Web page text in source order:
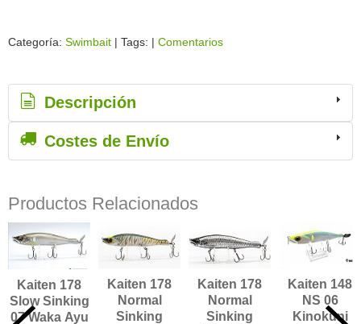
Categoría: Swimbait | Tags: | Comentarios
Descripción
Costes de Envío
Productos Relacionados
Kaiten 178
Slow Sinking
07 Waka Ayu
Kaiten 178
Normal
Sinking
Kaiten 178
Normal
Sinking
Kaiten 148
NS 06
Kinokuni